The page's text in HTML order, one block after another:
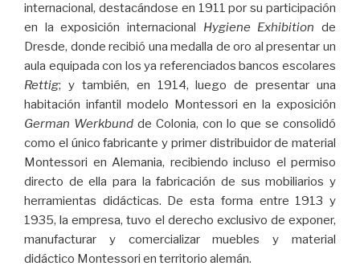
internacional, destacándose en 1911 por su participación
en la exposición internacional Hygiene Exhibitionde
Dresde, donde recibió una medalla de oro al presentar un
aula equipada con los ya referenciados bancos escolares
Rettig; y también, en 1914, luego de presentar una
habitación infantil modelo Montessori en la exposición
German Werkbund de Colonia, con lo que se consolidó
como el único fabricante y primer distribuidor de material
Montessori en Alemania, recibiendo incluso el permiso
directo de ella para la fabricación de sus mobiliarios y
herramientas didácticas. De esta forma entre 1913 y
1935, la empresa, tuvo el derecho exclusivo de exponer,
manufacturar y comercializar muebles y material
didáctico Montessori en territorio alemán.